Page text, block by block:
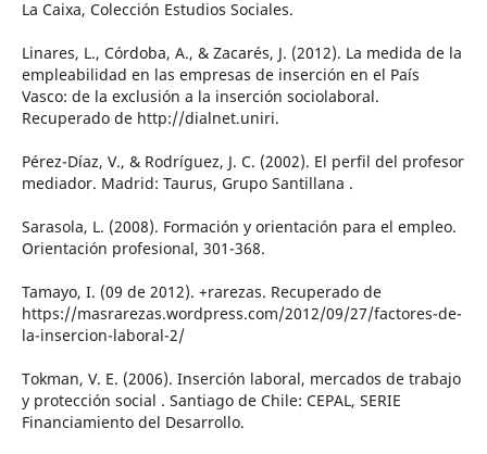
La Caixa, Colección Estudios Sociales.
Linares, L., Córdoba, A., & Zacarés, J. (2012). La medida de la
empleabilidad en las empresas de inserción en el País
Vasco: de la exclusión a la inserción sociolaboral.
Recuperado de http://dialnet.uniri.
Pérez-Díaz, V., & Rodríguez, J. C. (2002). El perfil del profesor
mediador. Madrid: Taurus, Grupo Santillana .
Sarasola, L. (2008). Formación y orientación para el empleo.
Orientación profesional, 301-368.
Tamayo, I. (09 de 2012). +rarezas. Recuperado de
https://masrarezas.wordpress.com/2012/09/27/factores-de-
la-insercion-laboral-2/
Tokman, V. E. (2006). Inserción laboral, mercados de trabajo
y protección social . Santiago de Chile: CEPAL, SERIE
Financiamiento del Desarrollo.